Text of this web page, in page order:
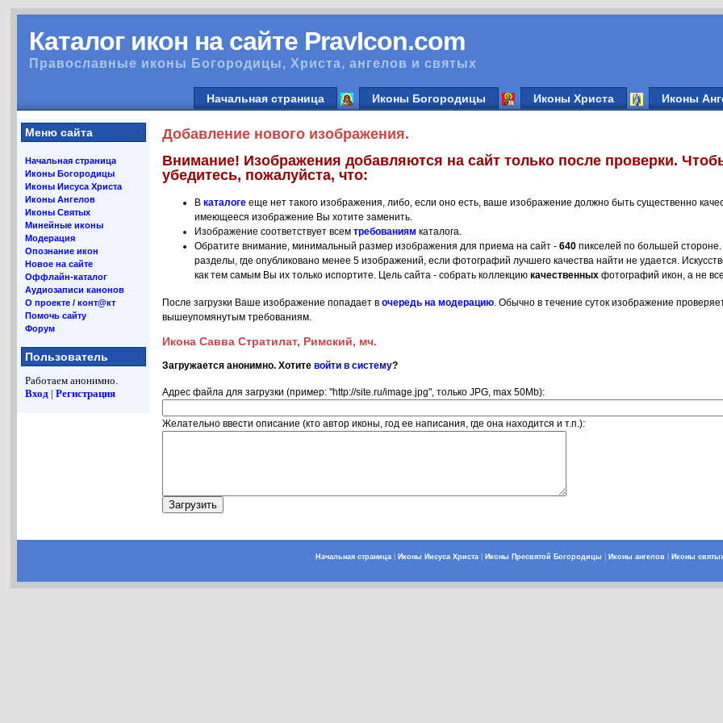
Каталог икон на сайте PravIcon.com
Православные иконы Богородицы, Христа, ангелов и святых
Начальная страница Иконы Богородицы Иконы Христа Иконы
Меню сайта
Начальная страница
Иконы Богородицы
Иконы Иисуса Христа
Иконы Ангелов
Иконы Святых
Минейные иконы
Модерация
Опознание икон
Новое на сайте
Оффлайн-каталог
Аудиозаписи канонов
О проекте / конт@кт
Помочь сайту
Форум
Пользователь
Работаем анонимно.
Вход |Регистрация
Добавление нового изображения.
Внимание! Изображения добавляются на сайт только после проверки.
убедитесь, пожалуйста, что:
Вкаталоге еще нет такого изображения, либо, если оно есть, ваше изображение должно быть существенно
имеющееся изображение Вы хотите заменить.
Изображение соответствует всемтребованиям каталога.
Обратите внимание, минимальный размер изображения для приема на сайт -640 пикселей по большей
разделы, где опубликовано менее 5 изображений, если фотографий лучшего качества найти не удается.
как тем самым Вы их только испортите. Цель сайта - собрать коллекциюкачественных фотографий икон, а не
После загрузки Ваше изображение попадает вочередь на модерацию. Обычно в течение суток изображение
вышеупомянутым требованиям.
Икона Савва Стратилат, Римский, мч.
Загружается анонимно. Хотитевойти в систему?
Адрес файла для загрузки (пример: "http://site.ru/image.jpg", только JPG, max 50Mb):
Желательно ввести описание (кто автор иконы, год ее написания, где она находится и т.п.):
Начальная страница Иконы Иисуса Христа Иконы Пресвятой Богородицы Иконы ангелов Иконы